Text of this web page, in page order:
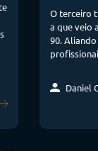
O terceiro
a que veio
90.
Daniel